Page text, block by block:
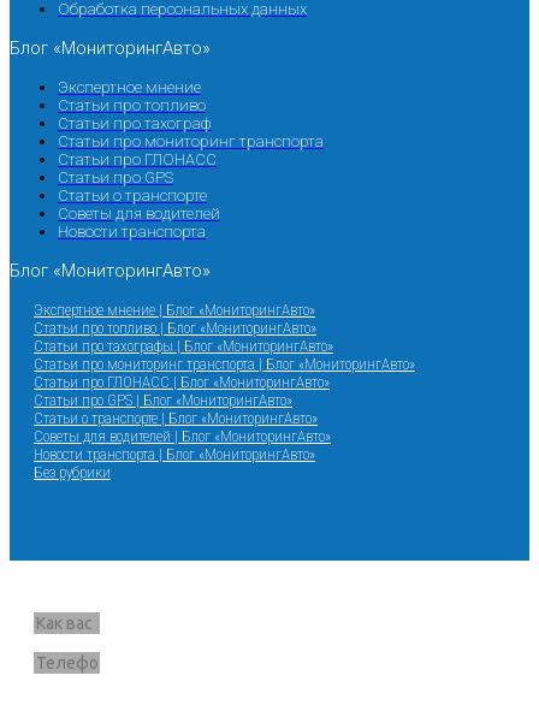
Обработка персональных данных
Блог «МониторингАвто»
Экспертное мнение
Статьи про топливо
Статьи про тахограф
Статьи про мониторинг транспорта
Статьи про ГЛОНАСС
Статьи про GPS
Статьи о транспорте
Советы для водителей
Новости транспорта
Блог «МониторингАвто»
Экспертное мнение | Блог «МониторингАвто»
Статьи про топливо | Блог «МониторингАвто»
Статьи про тахографы | Блог «МониторингАвто»
Статьи про мониторинг транспорта | Блог «МониторингАвто»
Статьи про ГЛОНАСС | Блог «МониторингАвто»
Статьи про GPS | Блог «МониторингАвто»
Статьи о транспорте | Блог «МониторингАвто»
Советы для водителей | Блог «МониторингАвто»
Новости транспорта | Блог «МониторингАвто»
Без рубрики